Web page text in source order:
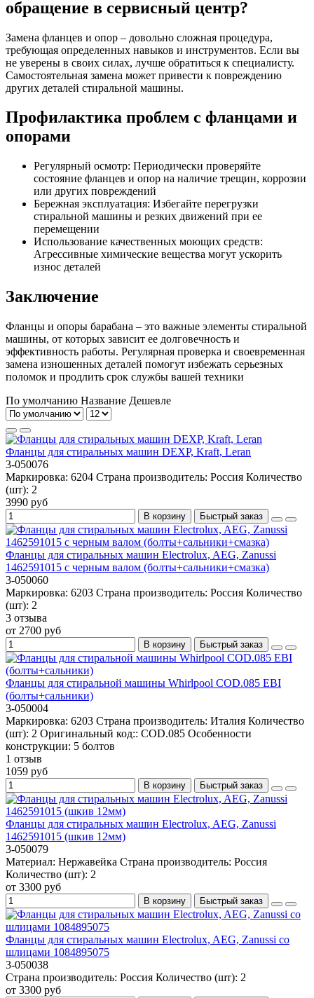
обращение в сервисный центр?
Замена фланцев и опор – довольно сложная процедура,
требующая определенных навыков и инструментов. Если вы
не уверены в своих силах, лучше обратиться к специалисту.
Самостоятельная замена может привести к повреждению
других деталей стиральной машины.
Профилактика проблем с фланцами и
опорами
Регулярный осмотр: Периодически проверяйте
состояние фланцев и опор на наличие трещин, коррозии
или других повреждений
Бережная эксплуатация: Избегайте перегрузки
стиральной машины и резких движений при ее
перемещении
Использование качественных моющих средств:
Агрессивные химические вещества могут ускорить
износ деталей
Заключение
Фланцы и опоры барабана – это важные элементы стиральной
машины, от которых зависит ее долговечность и
эффективность работы. Регулярная проверка и своевременная
замена изношенных деталей помогут избежать серьезных
поломок и продлить срок службы вашей техники
По умолчанию Название Дешевле
Фланцы для стиральных машин DEXP, Kraft, Leran
3-050076
Маркировка: 6204 Страна производитель: Россия Количество
(шт): 2
3990 руб
В корзину Быстрый заказ
Фланцы для стиральных машин Electrolux, AEG, Zanussi
1462591015 с черным валом (болты+сальники+смазка)
3-050060
Маркировка: 6203 Страна производитель: Россия Количество
(шт): 2
3 отзыва
от 2700 руб
В корзину Быстрый заказ
Фланцы для стиральной машины Whirlpool СOD.085 EBI
(болты+сальники)
3-050004
Маркировка: 6203 Страна производитель: Италия Количество
(шт): 2 Оригинальный код:: СOD.085 Особенности
конструкции: 5 болтов
1 отзыв
1059 руб
В корзину Быстрый заказ
Фланцы для стиральных машин Electrolux, AEG, Zanussi
1462591015 (шкив 12мм)
3-050079
Материал: Нержавейка Страна производитель: Россия
Количество (шт): 2
от 3300 руб
В корзину Быстрый заказ
Фланцы для стиральных машин Electrolux, AEG, Zanussi со
шлицами 1084895075
3-050038
Страна производитель: Россия Количество (шт): 2
от 3300 руб